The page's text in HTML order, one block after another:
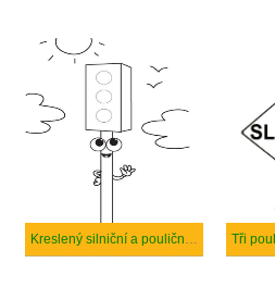
Kreslený silniční a pouliční bezpečnost